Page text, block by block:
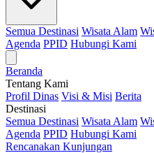
Semua Destinasi Wisata Alam
Agenda PPID Hubungi Kami
Beranda
Tentang Kami
Profil Dinas Visi & Misi Berita
Destinasi
Semua Destinasi Wisata Alam
Agenda PPID Hubungi Kami
Rencanakan Kunjungan